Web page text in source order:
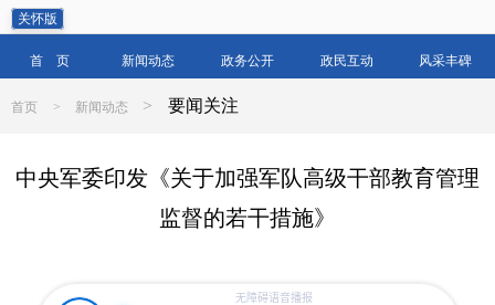
关怀版
首 页 新闻动态 政务公开 政民互动 风采丰碑
首页 > 新闻动态 > 要闻关注
中央军委印发《关于加强军队高级干部教育管理
监督的若干措施》